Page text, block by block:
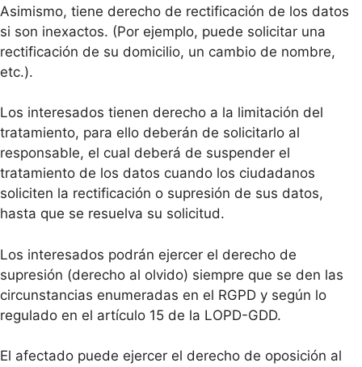
Asimismo, tiene derecho de rectificación de los datos
si son inexactos. (Por ejemplo, puede solicitar una
rectificación de su domicilio, un cambio de nombre,
etc.).
Los interesados tienen derecho a la limitación del
tratamiento, para ello deberán de solicitarlo al
responsable, el cual deberá de suspender el
tratamiento de los datos cuando los ciudadanos
soliciten la rectificación o supresión de sus datos,
hasta que se resuelva su solicitud.
Los interesados podrán ejercer el derecho de
supresión (derecho al olvido) siempre que se den las
circunstancias enumeradas en el RGPD y según lo
regulado en el artículo 15 de la LOPD-GDD.
El afectado puede ejercer el derecho de oposición al